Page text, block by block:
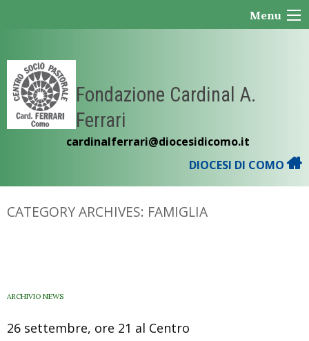
Menu
Fondazione Cardinal A.
Ferrari
cardinalferrari@diocesidicomo.it
DIOCESI DI COMO
CATEGORY ARCHIVES: FAMIGLIA
ARCHIVIO NEWS
26 settembre, ore 21 al Centro